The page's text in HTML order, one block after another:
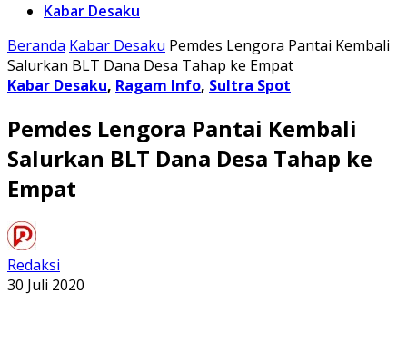
Kabar Desaku
Beranda Kabar Desaku Pemdes Lengora Pantai Kembali
Salurkan BLT Dana Desa Tahap ke Empat
Kabar Desaku, Ragam Info, Sultra Spot
Pemdes Lengora Pantai Kembali
Salurkan BLT Dana Desa Tahap ke
Empat
Redaksi
30 Juli 2020